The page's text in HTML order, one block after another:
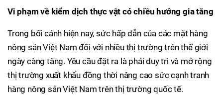
Vi phạm về kiểm dịch thực vật có chiều hướng gia tăng
Trong bối cảnh hiện nay, sức hấp dẫn của các mặt hàng
nông sản Việt Nam đối với nhiều thị trường trên thế giới
ngày càng tăng. Yêu cầu đặt ra là phải duy trì và mở rộng
thị trường xuất khẩu đồng thời nâng cao sức cạnh tranh
hàng nông sản Việt Nam trên thị trường quốc tế.